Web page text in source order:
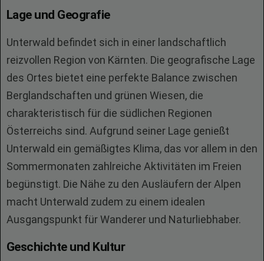
Lage und Geografie
Unterwald befindet sich in einer landschaftlich
reizvollen Region von Kärnten. Die geografische Lage
des Ortes bietet eine perfekte Balance zwischen
Berglandschaften und grünen Wiesen, die
charakteristisch für die südlichen Regionen
Österreichs sind. Aufgrund seiner Lage genießt
Unterwald ein gemäßigtes Klima, das vor allem in den
Sommermonaten zahlreiche Aktivitäten im Freien
begünstigt. Die Nähe zu den Ausläufern der Alpen
macht Unterwald zudem zu einem idealen
Ausgangspunkt für Wanderer und Naturliebhaber.
Geschichte und Kultur